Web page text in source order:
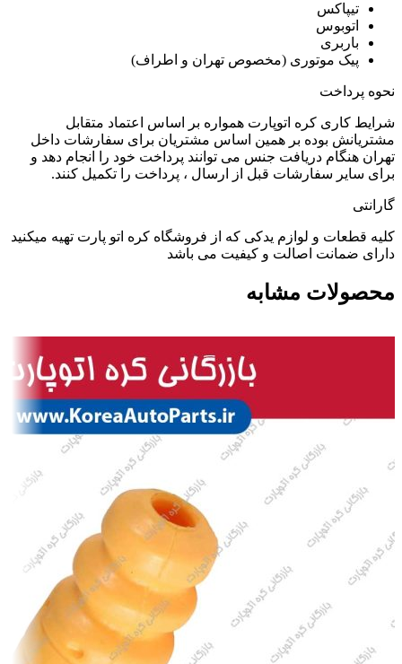
تیپاکس
اتوبوس
باربری
پیک موتوری (مخصوص تهران و اطراف)
نحوه پرداخت
شرایط کاری کره اتوپارت همواره بر اساس اعتماد متقابل
مشتریانش بوده بر همین اساس مشتریان برای سفارشات داخل
تهران هنگام دریافت جنس می توانند پرداخت خود را انجام دهد و
برای سایر سفارشات قبل از ارسال ، پرداخت را تکمیل کنند.
گارانتی
کلیه قطعات و لوازم یدکی که از فروشگاه کره اتو پارت تهیه میکنید
دارای ضمانت اصالت و کیفیت می باشد
محصولات مشابه